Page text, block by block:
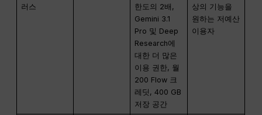
러스
한도의 2배,
Gemini 3.1
Pro 및 Deep
Research에
대한 더 많은
이용 권한, 월
200 Flow 크
레딧, 400 GB
저장 공간
상의 기능을
원하는 저예산
이용자